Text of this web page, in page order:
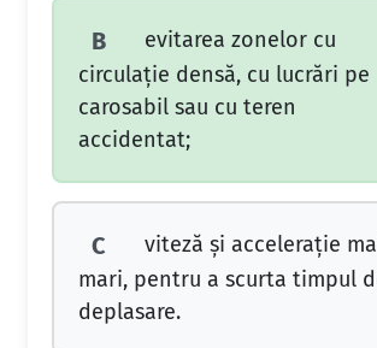
B
evitarea zonelor cu
circulaţie densă, cu lucrări pe
carosabil sau cu teren
accidentat;
C
viteză şi acceleraţie
mari, pentru a scurta timpul
deplasare.